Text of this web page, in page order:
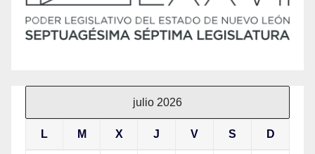
julio 2026
L M X J V S D